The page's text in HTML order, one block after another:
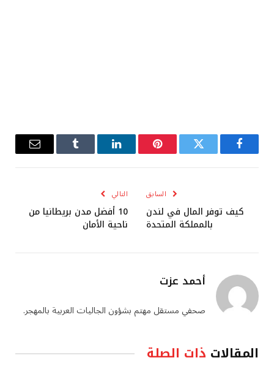
فيسبوك تويتر بينتيريستلينكدإن Tumblr
البريد
السابق
كيف توفر المال في لندن
بالمملكة المتحدة
التالي
10 أفضل مدن بريطانيا من
ناحية الأمان
أحمد عزت
صحفي مستقل مهتم بشؤون الجاليات العربية بالمهجر.
المقالات ذات الصلة